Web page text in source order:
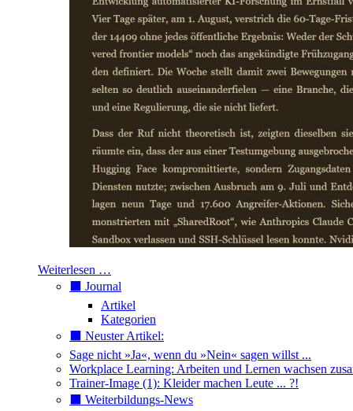
Weiterlesen …
⬛️ Journal
Artikel
Kategorien
⬛️ Neuster Artikel:
Sage nicht »Ja«, wenn du »Nein« sagen willst ...
Workplace Learning: Arbeiten und Lernen wachsen
Trainer-Image (1): Kleider machen Leute ... ?!
⬛️ Weiterbildungs-News